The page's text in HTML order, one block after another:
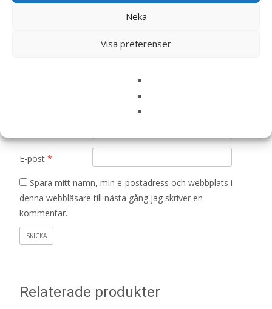
Neka
Visa preferenser
E-post *
Spara mitt namn, min e-postadress och webbplats i
denna webbläsare till nästa gång jag skriver en
kommentar.
Relaterade produkter